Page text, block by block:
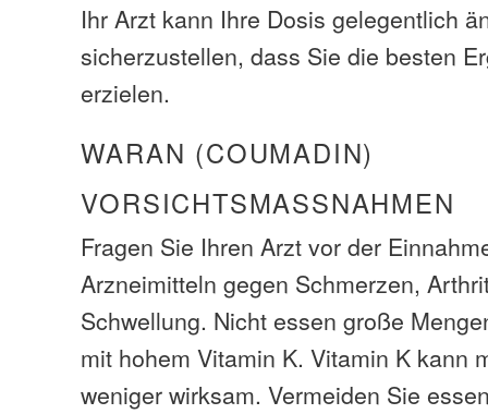
Ihr Arzt kann Ihre Dosis gelegentlich
sicherzustellen, dass Sie die besten
erzielen.
WARAN (COUMADIN)
VORSICHTSMASSNAHMEN
Fragen Sie Ihren Arzt vor der
Arzneimitteln gegen Schmerzen,
Schwellung. Nicht essen große
mit hohem Vitamin K. Vitamin K kann
weniger wirksam. Vermeiden Sie